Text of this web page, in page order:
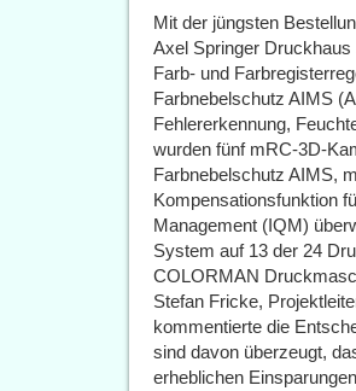
Mit der jüngsten
Axel Springer
Farb- und
Farbnebelschutz AIMS
Fehlererkennung,
wurden fünf mRC-3D-
Farbnebelschutz AIMS,
Kompensationsfunktion
Management (IQM)
System auf 13 der 24
COLORMAN
Stefan Fricke,
kommentierte die
sind davon überzeugt,
erheblichen